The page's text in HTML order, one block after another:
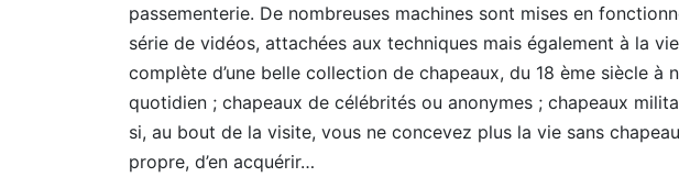
passementerie. De nombreuses machines sont mises en
série de vidéos, attachées aux techniques mais également à la
complète d’une belle collection de chapeaux, du 18 ème siècle à
quotidien ; chapeaux de célébrités ou anonymes ; chapeaux
si, au bout de la visite, vous ne concevez plus la vie sans
propre, d’en acquérir…